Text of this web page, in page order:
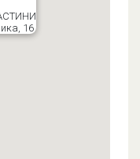
16